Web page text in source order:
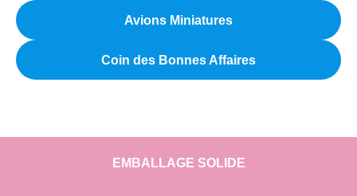
Avions Miniatures
Coin des Bonnes Affaires
EMBALLAGE SOLIDE